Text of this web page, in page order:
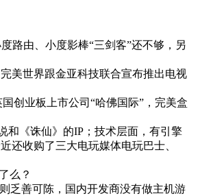
路由、小度影棒“三剑客”还不够，另
美世界跟金亚科技联合宣布推出电视
创业板上市公司“哈佛国际”，完美盒
和《诛仙》的IP；技术层面，有引擎
还收购了三大电玩媒体电玩巴士、
么？
乏善可陈，国内开发商没有做主机游